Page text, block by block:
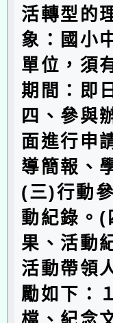
活轉型的
象：國小
單位，須
期間：即
四、參與
面進行申
導簡報、
(三)行動
動紀錄。(
果、活動
活動帶領
勵如下：